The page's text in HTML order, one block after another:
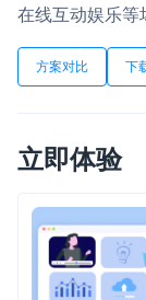
媒体流加
为智能硬件
物的实时互
实时转录翻
快速实现实
互动白板
快速实现多
在线互动娱乐等
方案对比 下
立即体验